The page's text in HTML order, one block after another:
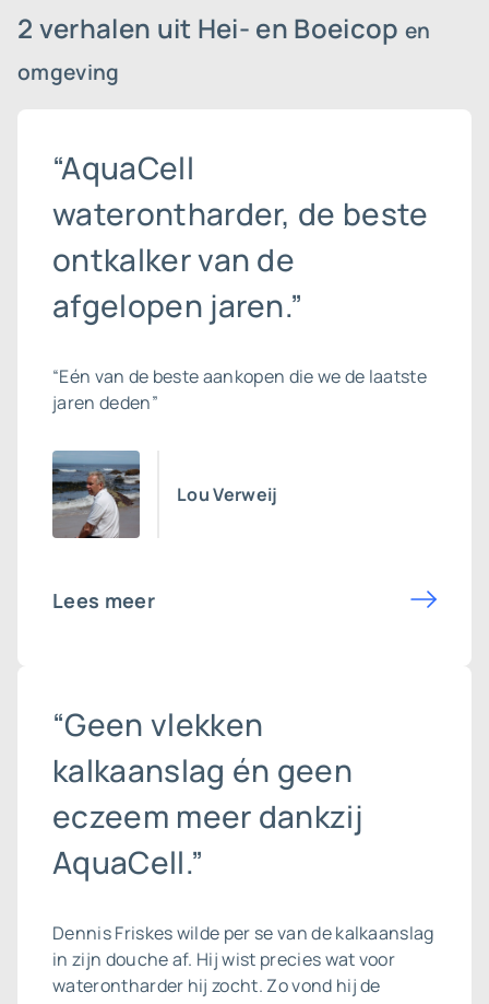
2 verhalen uit Hei- en Boeicop en
omgeving
“AquaCell
waterontharder, de beste
ontkalker van de
afgelopen jaren.”
“Eén van de beste aankopen die we de laatste
jaren deden”
Lou Verweij
Lees meer
“Geen vlekken
kalkaanslag én geen
eczeem meer dankzij
AquaCell.”
Dennis Friskes wilde per se van dekalkaanslag
in zijn douche af. Hij wist precies wat voor
waterontharder hij zocht. Zo vond hij de